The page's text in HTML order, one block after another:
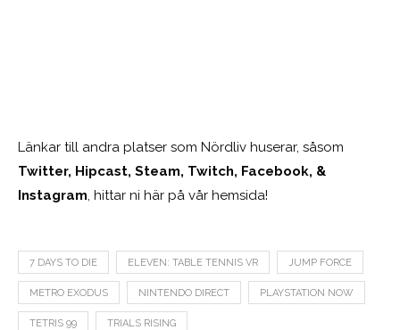
Länkar till andra platser som Nördliv huserar, såsom
Twitter, Hipcast, Steam, Twitch, Facebook, &
Instagram, hittar ni här på vår hemsida!
7 DAYS TO DIE ELEVEN: TABLE TENNIS VR JUMP FORCE
METRO EXODUS NINTENDO DIRECT PLAYSTATION NOW
TETRIS 99 TRIALS RISING